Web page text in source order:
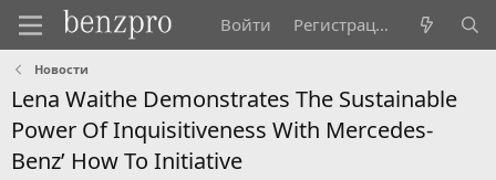
Войти Регистрация
Новости
Lena Waithe Demonstrates The Sustainable
Power Of Inquisitiveness With Mercedes-
Benz’ How To Initiative